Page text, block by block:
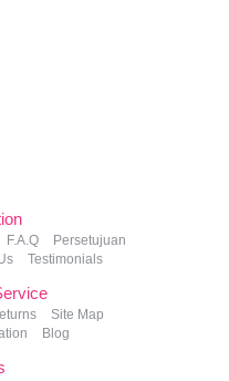
F.A.Q
Persetujuan
Testimonials
Site Map
Blog